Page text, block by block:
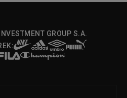
GROUP S.A.